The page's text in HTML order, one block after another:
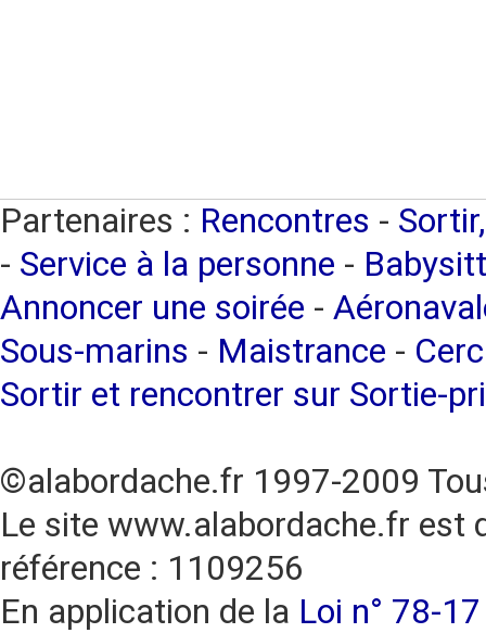
Partenaires : Rencontres -
- Service à la personne -
Annoncer une soirée -
Sous-marins - Maistrance -
Sortir et rencontrer sur Sortie-
©alabordache.fr 1997-2009
Le site www.alabordache.fr est
référence : 1109256
En application de la Loi n° 78-